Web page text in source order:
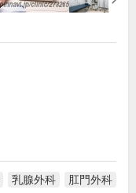
乳腺外科 肛門外科